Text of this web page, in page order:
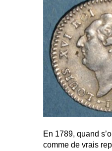
En 1789, quand
comme de vrais